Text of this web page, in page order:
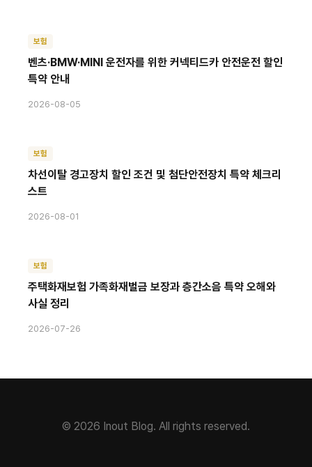
보험
벤츠·BMW·MINI 운전자를 위한 커넥티드카 안전운전 할인
특약 안내
2026-08-05
보험
차선이탈 경고장치 할인 조건 및 첨단안전장치 특약 체크리
스트
2026-08-01
보험
주택화재보험 가족화재벌금 보장과 층간소음 특약 오해와
사실 정리
2026-07-26
© 2026 Inout Blog. All rights reserved.